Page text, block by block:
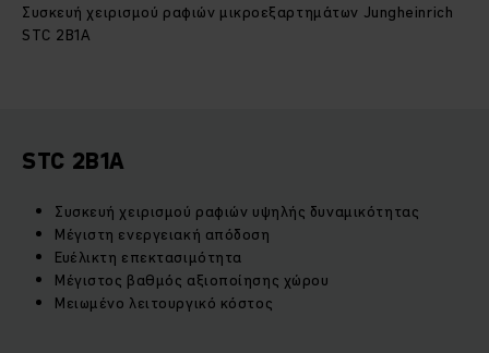
Συσκευή χειρισμού ραφιών μικροεξαρτημάτων Jungheinrich
STC 2B1A
STC 2B1A
Συσκευή χειρισμού ραφιών υψηλής δυναμικότητας
Μέγιστη ενεργειακή απόδοση
Ευέλικτη επεκτασιμότητα
Μέγιστος βαθμός αξιοποίησης χώρου
Μειωμένο λειτουργικό κόστος